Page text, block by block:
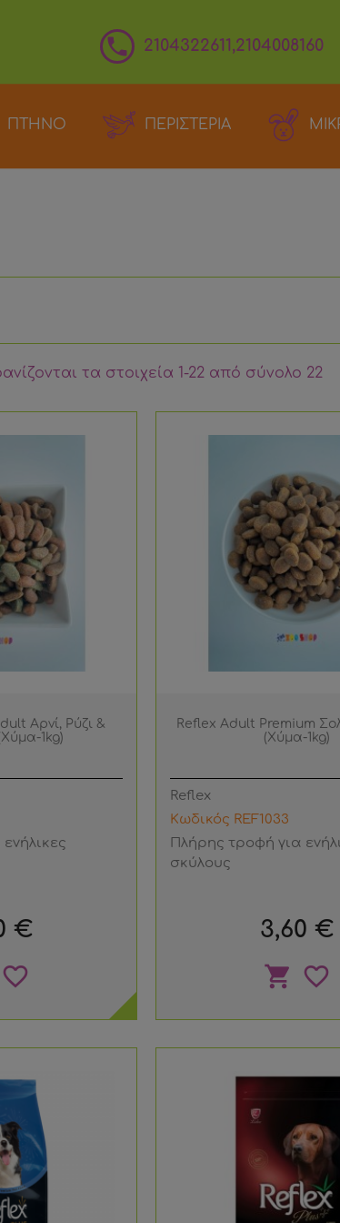
 2104322611,2104008160
ΠΤΗΝΟ ΠΕΡΙΣΤΕΡΙΑ
τα στοιχεία 1-22 από σύνολο 22
Αρνί, Ρύζι &
1kg)
€
favorite_border
Reflex Adult Premium
(Χύμα-1kg)
Reflex
Κωδικός REF1033
Πλήρης τροφή για
σκύλους
Τιμή
3,60 €
favorite_border
shopping_cart